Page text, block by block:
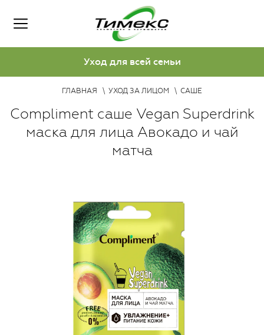
Уход для всей семьи
ГЛАВНАЯ УХОД ЗА ЛИЦОМ САШЕ
Compliment саше Vegan Superdrink
маска для лица Авокадо и чай
матча